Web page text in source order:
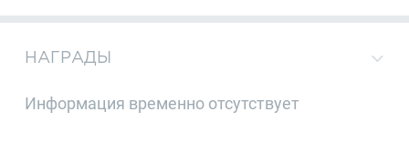
НАГРАДЫ
Информация временно отсутствует